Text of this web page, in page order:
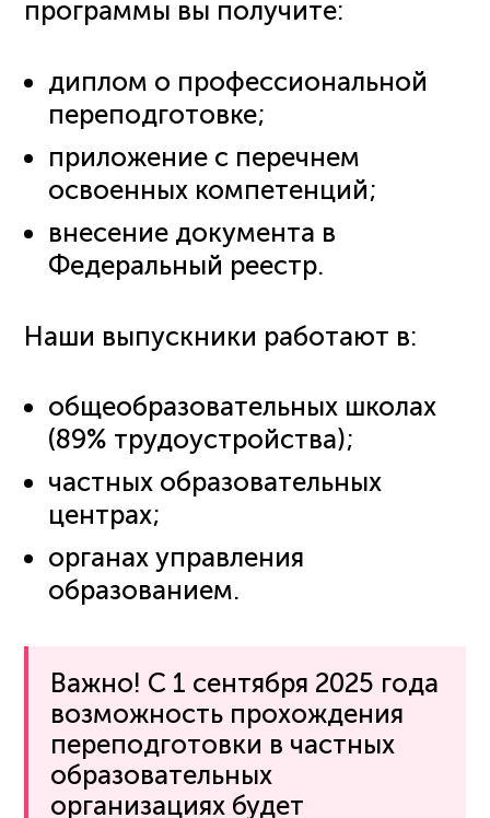
программы вы получите:
диплом о профессиональной
переподготовке;
приложение с перечнем
освоенных компетенций;
внесение документа в
Федеральный реестр.
Наши выпускники работают в:
общеобразовательных школах
(89% трудоустройства);
частных образовательных
центрах;
органах управления
образованием.
Важно! С 1 сентября 2025 года
возможность прохождения
переподготовки в частных
образовательных
организациях будет